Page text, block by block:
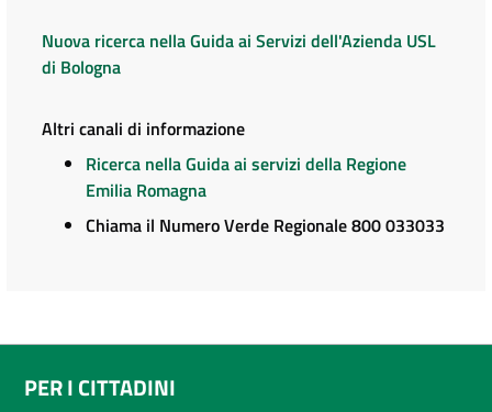
Nuova ricerca nella Guida ai Servizi dell'Azienda USL
di Bologna
Altri canali di informazione
Ricerca nella Guida ai servizi della Regione
Emilia Romagna
Chiama il Numero Verde Regionale 800 033033
PER I CITTADINI